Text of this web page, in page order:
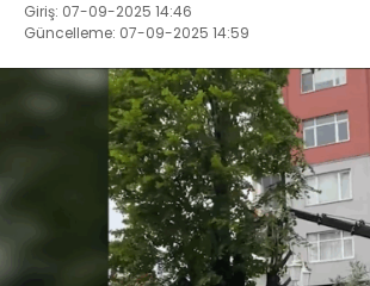
Giriş: 07-09-2025 14:46
Güncelleme: 07-09-2025 14:59